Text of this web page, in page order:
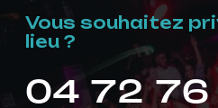
Vous souhaitez
lieu ?
04 72 76